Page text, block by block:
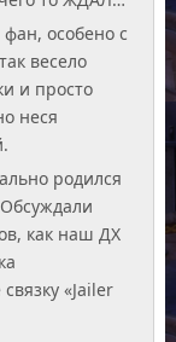
особено с
весело
и просто
неся
родился
как наш ДХ
«Jailer